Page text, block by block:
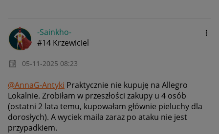
-Sainkho-
#14 Krzewiciel
‎05-11-2025 08:23
@AnnaG-Antyki Praktycznie nie kupuję na Allegro
Lokalnie. Zrobiłam w przeszłości zakupy u 4 osób
(ostatni 2 lata temu, kupowałam głównie pieluchy dla
dorosłych). A wyciek maila zaraz po ataku nie jest
przypadkiem.